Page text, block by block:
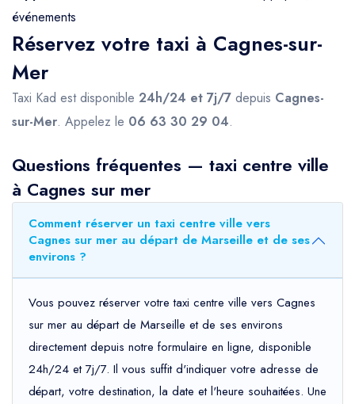
événements
Réservez votre taxi à Cagnes-sur-
Mer
Taxi Kad est disponible 24h/24 et 7j/7 depuis Cagnes-
sur-Mer. Appelez le 06 63 30 29 04.
Questions fréquentes — taxi centre ville
à Cagnes sur mer
Comment réserver un taxi centre ville vers
Cagnes sur mer au départ de Marseille et de ses
environs ?
Vous pouvez réserver votre taxi centre ville vers Cagnes
sur mer au départ de Marseille et de ses environs
directement depuis notre formulaire en ligne, disponible
24h/24 et 7j/7. Il vous suffit d'indiquer votre adresse de
départ, votre destination, la date et l'heure souhaitées. Une